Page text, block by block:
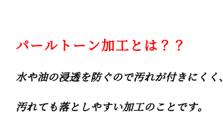
パールトーン加工とは？？
水や油の浸透を防ぐので汚れが付きにくく、
汚れても落としやすい加工のことです。